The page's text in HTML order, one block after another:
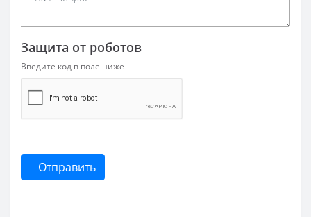
Защита от роботов
Введите код в поле ниже
Отправить